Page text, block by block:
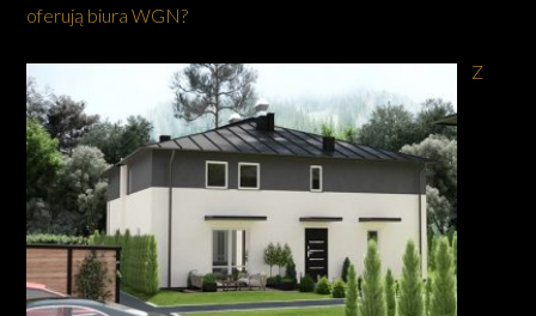
oferują biura WGN?
Z